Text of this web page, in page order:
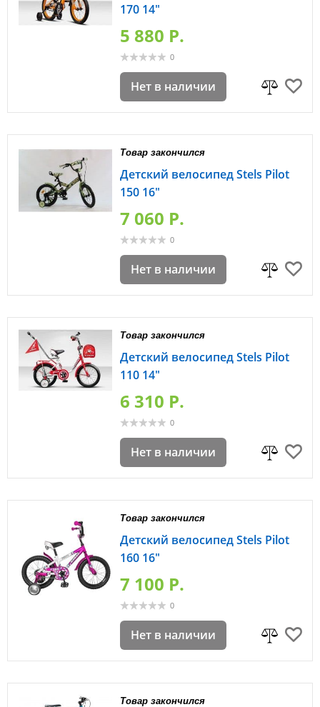
170 14"
5 880 P.
0
Нет в наличии
Товар закончился
Детский велосипед Stels Pilot
150 16"
7 060 P.
0
Нет в наличии
Товар закончился
Детский велосипед Stels Pilot
110 14"
6 310 P.
0
Нет в наличии
Товар закончился
Детский велосипед Stels Pilot
160 16"
7 100 P.
0
Нет в наличии
Товар закончился